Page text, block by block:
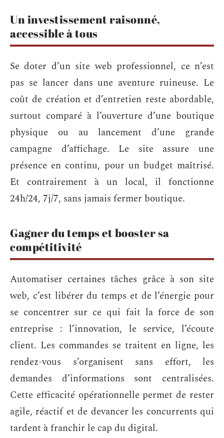
Un investissement raisonné,
accessible à tous
Se doter d’un site web professionnel, ce n’est
pas se lancer dans une aventure ruineuse. Le
coût de création et d’entretien reste abordable,
surtout comparé à l’ouverture d’une boutique
physique ou au lancement d’une grande
campagne d’affichage. Le site assure une
présence en continu, pour un budget maîtrisé.
Et contrairement à un local, il fonctionne
24h/24, 7j/7, sans jamais fermer boutique.
Gagner du temps et booster sa
compétitivité
Automatiser certaines tâches grâce à son site
web, c’est libérer du temps et de l’énergie pour
se concentrer sur ce qui fait la force de son
entreprise : l’innovation, le service, l’écoute
client. Les commandes se traitent en ligne, les
rendez-vous s’organisent sans effort, les
demandes d’informations sont centralisées.
Cette efficacité opérationnelle permet de rester
agile, réactif et de devancer les concurrents qui
tardent à franchir le cap du digital.